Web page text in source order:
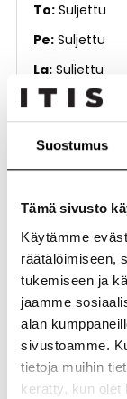
Suostumus
Tämä sivusto
Käytämme
räätälöimiseen,
tukemiseen ja
jaamme
alan
sivustoamme.
tietoja muihin
kerätty, kun olet
To Suljettu
Pe Suljettu
La Suljettu
Su
Suljettu
lahjakirjat,
Avoinna